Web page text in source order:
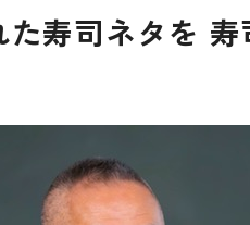
寿司ネタを